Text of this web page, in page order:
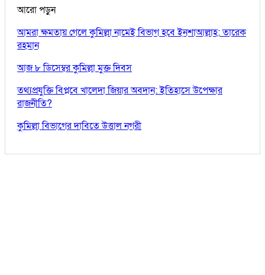
আরো পড়ুন
আমরা ক্ষমতায় গেলে কুমিল্লা নামেই বিভাগ হবে ইনশাআল্লাহ: তারেক
রহমান
আজ ৮ ডিসেম্বর কুমিল্লা মুক্ত দিবস
তথ্যপ্রযুক্তি বিপ্লবে খালেদা জিয়ার অবদান: ইতিহাসে উপেক্ষার
রাজনীতি?
কুমিল্লা বিভাগের দাবিতে উত্তাল নগরী